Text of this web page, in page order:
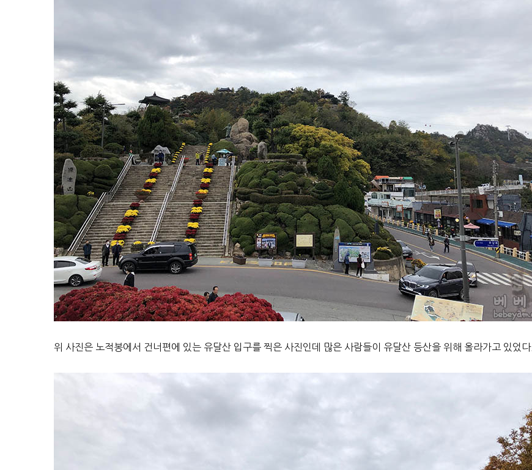
위 사진은 노적봉에서 건너편에 있는 유달산 입구를 찍은 사진인데 많은 사람들이 유달산 등산을 위해 올라가고 있었다.